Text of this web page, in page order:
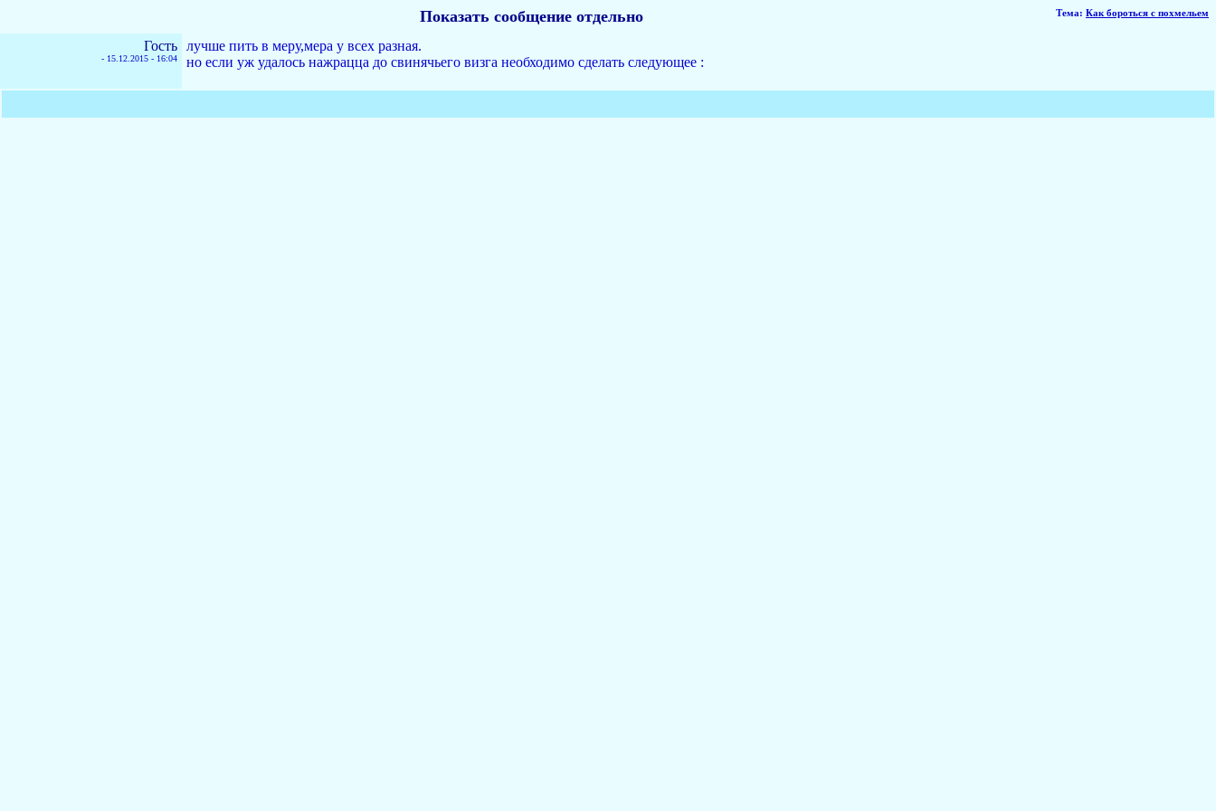
Тема: Как бороться с похмельем
Показать сообщение отдельно
Гость
- 15.12.2015 - 16:04
лучше пить в меру,мера у всех разная.
но если уж удалось нажрацца до свинячьего визга необходимо сделать следующее :